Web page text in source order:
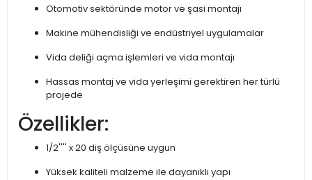
Otomotiv sektöründe motor ve şasi montajı
Makine mühendisliği ve endüstriyel uygulamalar
Vida deliği açma işlemleri ve vida montajı
Hassas montaj ve vida yerleşimi gerektiren her türlü
projede
Özellikler:
1/2'''' x 20 diş ölçüsüne uygun
Yüksek kaliteli malzeme ile dayanıklı yapı